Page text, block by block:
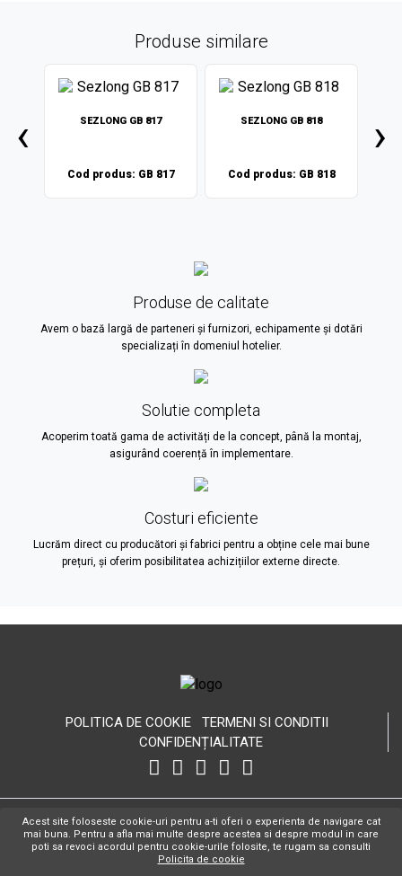
Produse similare
SEZLONG GB 817
Cod produs: GB 817
SEZLONG GB 818
Cod produs: GB 818
‹ ›
Produse de calitate
Avem o bază largă de parteneri și furnizori, echipamente și dotări
specializați în domeniul hotelier.
Solutie completa
Acoperim toată gama de activități de la concept, până la montaj,
asigurând coerență în implementare.
Costuri eficiente
Lucrăm direct cu producători și fabrici pentru a obține cele mai bune
prețuri, și oferim posibilitatea achizițiilor externe directe.
POLITICA DE COOKIE
TERMENI SI CONDITII
CONFIDENȚIALITATE
Copyright Hospitality Design © 2026 Toate drepturile rezervate.
WEB
DESIGN BY IT EXCLUSIV
CONTACT
ANPC
Acest site foloseste cookie-uri pentru a-ti oferi o experienta de navigare cat
mai buna. Pentru a afla mai multe despre acestea si despre modul in care
poti sa revoci acordul pentru cookie-urile folosite, te rugam sa consulti
Policita de cookie